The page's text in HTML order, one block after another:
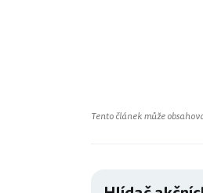
Tento článek může